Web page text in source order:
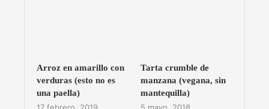
Arroz en amarillo con
verduras (esto no es
una paella)
17 febrero, 2019
Tarta crumble de
manzana (vegana, sin
mantequilla)
5 mayo, 2018